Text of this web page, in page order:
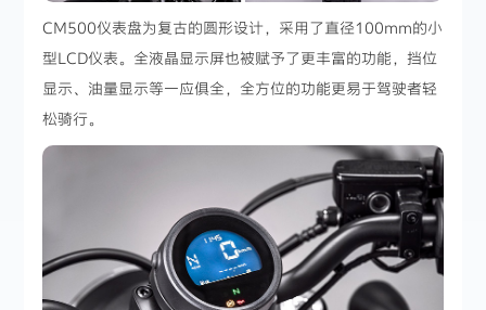
CM500仪表盘为复古的圆形设计，采用了直径100mm的小
型LCD仪表。全液晶显示屏也被赋予了更丰富的功能，挡位
显示、油量显示等一应俱全，全方位的功能更易于驾驶者轻
松骑行。